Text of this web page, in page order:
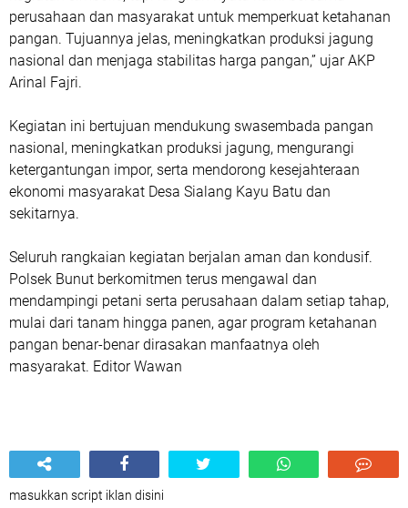
perusahaan dan masyarakat untuk memperkuat ketahanan
pangan. Tujuannya jelas, meningkatkan produksi jagung
nasional dan menjaga stabilitas harga pangan,” ujar AKP
Arinal Fajri.
Kegiatan ini bertujuan mendukung swasembada pangan
nasional, meningkatkan produksi jagung, mengurangi
ketergantungan impor, serta mendorong kesejahteraan
ekonomi masyarakat Desa Sialang Kayu Batu dan
sekitarnya.
Seluruh rangkaian kegiatan berjalan aman dan kondusif.
Polsek Bunut berkomitmen terus mengawal dan
mendampingi petani serta perusahaan dalam setiap tahap,
mulai dari tanam hingga panen, agar program ketahanan
pangan benar-benar dirasakan manfaatnya oleh
masyarakat. Editor Wawan
masukkan script iklan disini